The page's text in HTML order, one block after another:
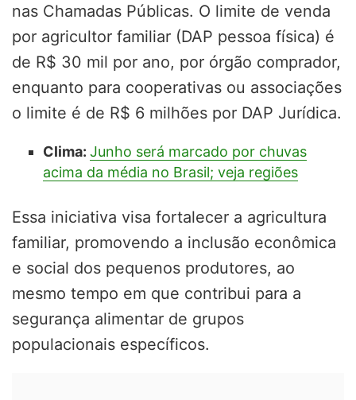
nas Chamadas Públicas. O limite de venda
por agricultor familiar (DAP pessoa física) é
de R$ 30 mil por ano, por órgão comprador,
enquanto para cooperativas ou associações
o limite é de R$ 6 milhões por DAP Jurídica.
Clima: Junho será marcado por chuvas
acima da média no Brasil; veja regiões
Essa iniciativa visa fortalecer a agricultura
familiar, promovendo a inclusão econômica
e social dos pequenos produtores, ao
mesmo tempo em que contribui para a
segurança alimentar de grupos
populacionais específicos.